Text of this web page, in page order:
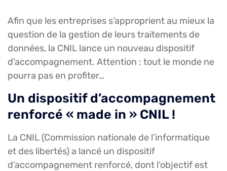
Afin que les entreprises s’approprient au mieux la
question de la gestion de leurs traitements de
données, la CNIL lance un nouveau dispositif
d’accompagnement. Attention : tout le monde ne
pourra pas en profiter…
Un dispositif d’accompagnement
renforcé « made in » CNIL !
La CNIL (Commission nationale de l’informatique
et des libertés) a lancé un dispositif
d’accompagnement renforcé, dont l’objectif est